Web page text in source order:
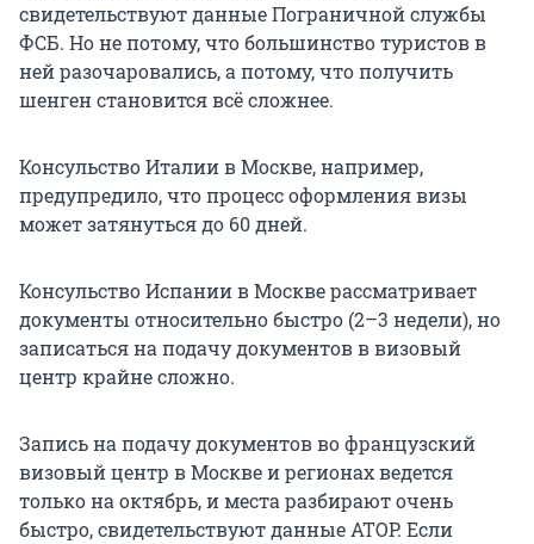
свидетельствуют данные Пограничной службы
ФСБ. Но не потому, что большинство туристов в
ней разочаровались, а потому, что получить
шенген становится всё сложнее.
Консульство Италии в Москве, например,
предупредило, что процесс оформления визы
может затянуться до 60 дней.
Консульство Испании в Москве рассматривает
документы относительно быстро (2–3 недели), но
записаться на подачу документов в визовый
центр крайне сложно.
Запись на подачу документов во французский
визовый центр в Москве и регионах ведется
только на октябрь, и места разбирают очень
быстро, свидетельствуют данные АТОР. Если